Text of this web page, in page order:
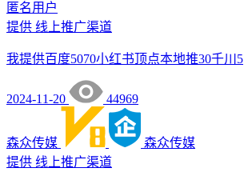
匿名用户
提供 线上推广渠道
我提供百度5070小红书顶点本地推30千川5
2024-11-20 44969
森众传媒
森众传媒
提供 线上推广渠道